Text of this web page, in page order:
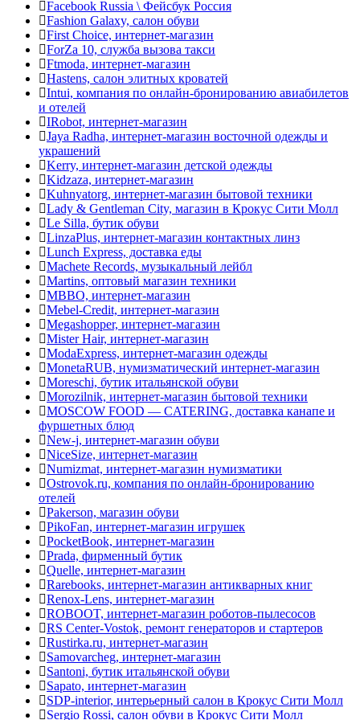
Facebook Russia \ Фейсбук Россия
Fashion Galaxy, салон обуви
First Choice, интернет-магазин
ForZa 10, служба вызова такси
Ftmoda, интернет-магазин
Hastens, салон элитных кроватей
Intui, компания по онлайн-бронированию авиабилетов
и отелей
IRobot, интернет-магазин
Jaya Radha, интернет-магазин восточной одежды и
украшений
Kerry, интернет-магазин детской одежды
Kidzaza, интернет-магазин
Kuhnyatorg, интернет-магазин бытовой техники
Lady & Gentleman Сity, магазин в Крокус Сити Молл
Le Silla, бутик обуви
LinzaPlus, интернет-магазин контактных линз
Lunch Express, доставка еды
Machete Records, музыкальный лейбл
Martins, оптовый магазин техники
MBBO, интернет-магазин
Mebel-Credit, интернет-магазин
Megashopper, интернет-магазин
Mister Hair, интернет-магазин
ModaExpress, интернет-магазин одежды
MonetaRUB, нумизматический интернет-магазин
Moreschi, бутик итальянской обуви
Morozilnik, интернет-магазин бытовой техники
MOSCOW FOOD — CATERING, доставка канапе и
фуршетных блюд
New-j, интернет-магазин обуви
NiceSize, интернет-магазин
Numizmat, интернет-магазин нумизматики
Ostrovok.ru, компания по онлайн-бронированию
отелей
Pakerson, магазин обуви
PikoFan, интернет-магазин игрушек
PocketBook, интернет-магазин
Prada, фирменный бутик
Quelle, интернет-магазин
Rarebooks, интернет-магазин антикварных книг
Renox-Lens, интернет-магазин
ROBOOT, интернет-магазин роботов-пылесосов
RS Center-Vostok, ремонт генераторов и стартеров
Rustirka.ru, интернет-магазин
Samovarcheg, интернет-магазин
Santoni, бутик итальянской обуви
Sapato, интернет-магазин
SDP-interior, интерьерный салон в Крокус Сити Молл
Sergio Rossi, салон обуви в Крокус Сити Молл